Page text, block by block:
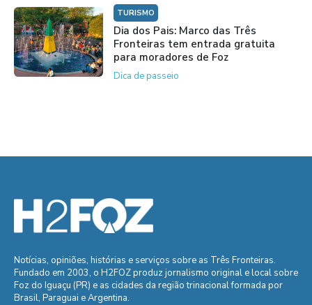
TURISMO
Dia dos Pais: Marco das Três
Fronteiras tem entrada gratuita
para moradores de Foz
Dica de passeio
Notícias, opiniões, histórias e serviços sobre as Três Fronteiras.
Fundado em 2003, o H2FOZ produz jornalismo original e local sobre
Foz do Iguaçu (PR) e as cidades da região trinacional formada por
Brasil, Paraguai e Argentina.